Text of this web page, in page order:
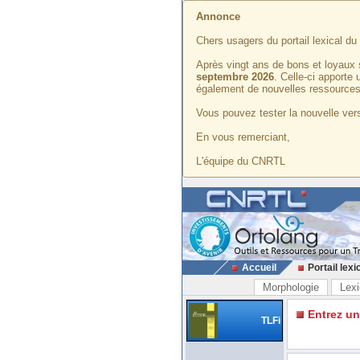
Annonce
Chers usagers du portail lexical du
Après vingt ans de bons et
septembre 2026. Celle-ci apporte
également de nouvelles
Vous pouvez tester la nouvelle
En vous remerciant,
L'équipe du CNRTL
Accueil Portail
Morphologie
TLFi Entrez